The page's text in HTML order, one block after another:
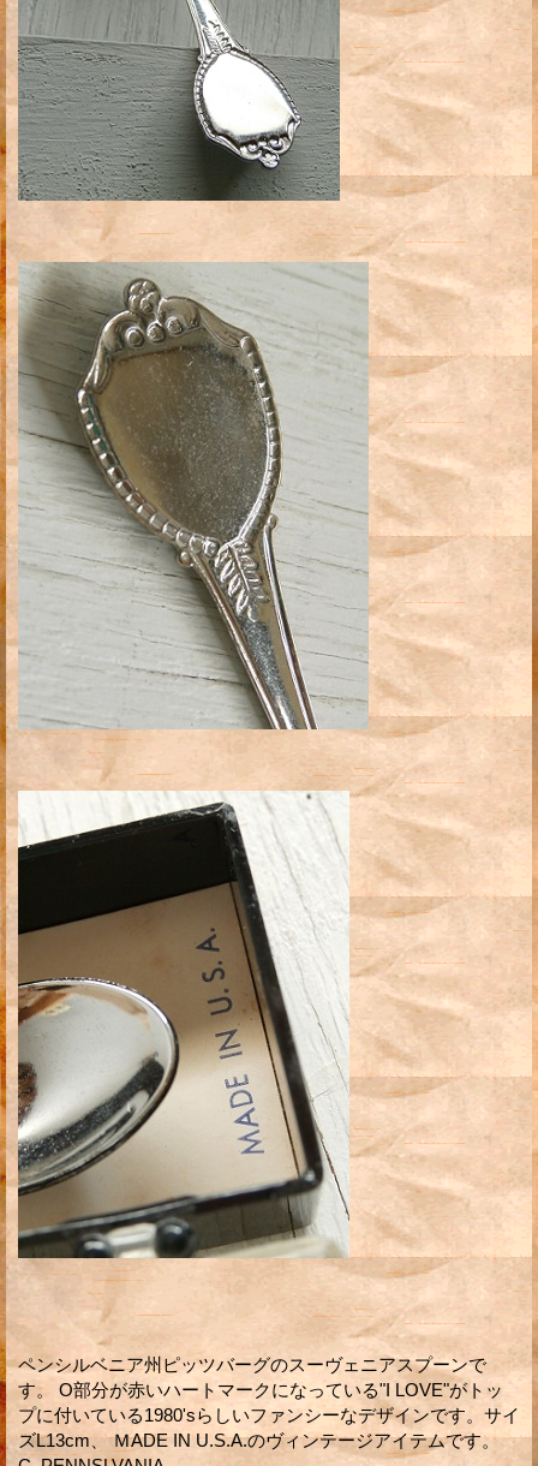
ペンシルベニア州ピッツバーグのスーヴェニアスプーンで
す。 O部分が赤いハートマークになっている"I LOVE"がトッ
プに付いている1980'sらしいファンシーなデザインです。サイ
ズL13cm、 ＭADE IN U.S.A.のヴィンテージアイテムです。